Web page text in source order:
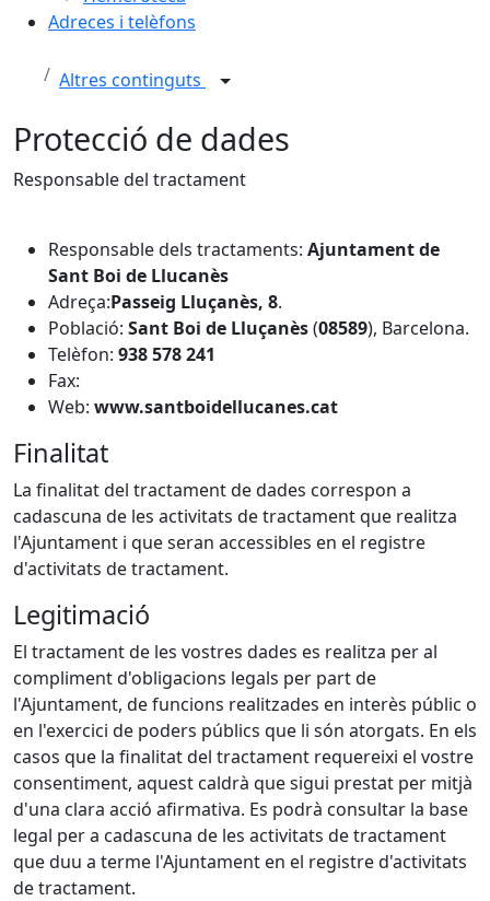
Adreces i telèfons
Altres continguts
Protecció de dades
Responsable del tractament
Responsable dels tractaments: Ajuntament de
Sant Boi de Llucanès
Adreça:Passeig Lluçanès, 8.
Població: Sant Boi de Lluçanès(08589), Barcelona.
Telèfon: 938 578 241
Fax:
Web: www.santboidellucanes.cat
Finalitat
La finalitat del tractament de dades correspon a
cadascuna de les activitats de tractament que realitza
l'Ajuntament i que seran accessibles en el registre
d'activitats de tractament.
Legitimació
El tractament de les vostres dades es realitza per al
compliment d'obligacions legals per part de
l'Ajuntament, de funcions realitzades en interès públic o
en l'exercici de poders públics que li són atorgats. En els
casos que la finalitat del tractament requereixi el vostre
consentiment, aquest caldrà que sigui prestat per mitjà
d'una clara acció afirmativa. Es podrà consultar la base
legal per a cadascuna de les activitats de tractament
que duu a terme l'Ajuntament en el registre d'activitats
de tractament.